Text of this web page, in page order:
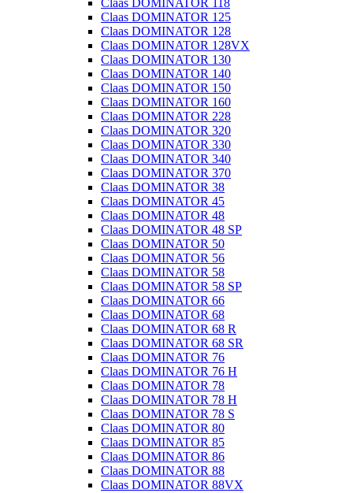
Claas DOMINATOR 118
Claas DOMINATOR 125
Claas DOMINATOR 128
Claas DOMINATOR 128VX
Claas DOMINATOR 130
Claas DOMINATOR 140
Claas DOMINATOR 150
Claas DOMINATOR 160
Claas DOMINATOR 228
Claas DOMINATOR 320
Claas DOMINATOR 330
Claas DOMINATOR 340
Claas DOMINATOR 370
Claas DOMINATOR 38
Claas DOMINATOR 45
Claas DOMINATOR 48
Claas DOMINATOR 48 SP
Claas DOMINATOR 50
Claas DOMINATOR 56
Claas DOMINATOR 58
Claas DOMINATOR 58 SP
Claas DOMINATOR 66
Claas DOMINATOR 68
Claas DOMINATOR 68 R
Claas DOMINATOR 68 SR
Claas DOMINATOR 76
Claas DOMINATOR 76 H
Claas DOMINATOR 78
Claas DOMINATOR 78 H
Claas DOMINATOR 78 S
Claas DOMINATOR 80
Claas DOMINATOR 85
Claas DOMINATOR 86
Claas DOMINATOR 88
Claas DOMINATOR 88VX